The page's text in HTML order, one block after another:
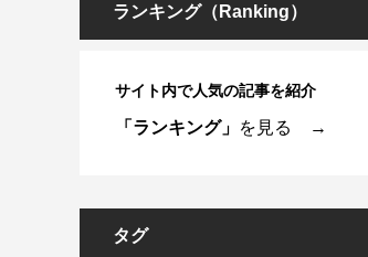
ランキング（Ranking）
サイト内で人気の記事を紹介
「ランキング」 を見る →
タグ